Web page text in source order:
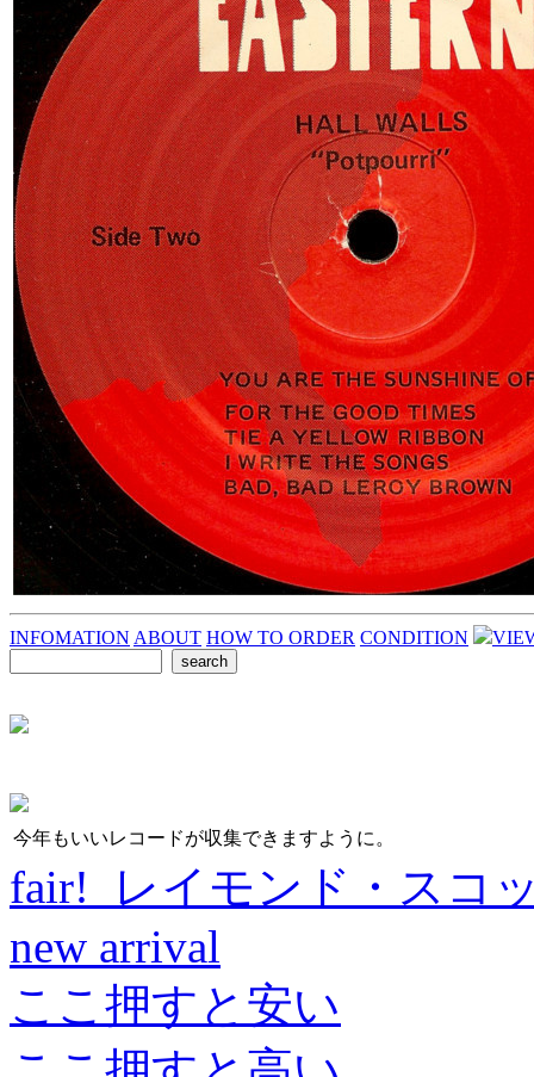
INFOMATION ABOUT HOW TO ORDER CONDITION
今年もいいレコードが収集できますように。
fair! レイモンド・スコ
new arrival
ここ押すと安い